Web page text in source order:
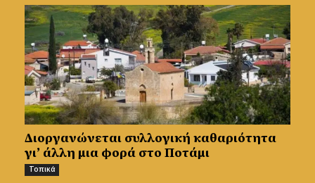
Διοργανώνεται συλλογική καθαριότητα
γι’ άλλη μια φορά στο Ποτάμι
Τοπικά